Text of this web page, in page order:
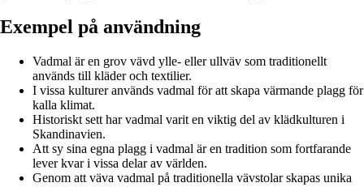
Exempel på användning
Vadmal är en grov vävd ylle- eller ullväv som traditionellt
används till kläder och textilier.
I vissa kulturer används vadmal för att skapa värmande plagg för
kalla klimat.
Historiskt sett har vadmal varit en viktig del av klädkulturen i
Skandinavien.
Att sy sina egna plagg i vadmal är en tradition som fortfarande
lever kvar i vissa delar av världen.
Genom att väva vadmal på traditionella vävstolar skapas unika